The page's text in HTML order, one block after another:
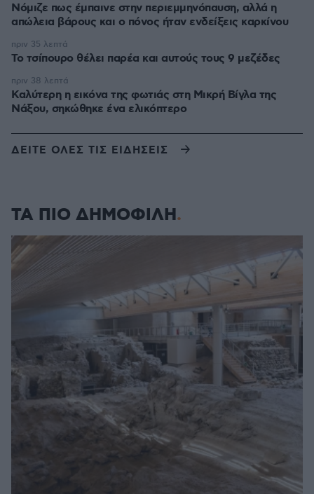
Νόμιζε πως έμπαινε στην περιεμμηνόπαυση, αλλά η
απώλεια βάρους και ο πόνος ήταν ενδείξεις καρκίνου
Το τσίπουρο θέλει παρέα και αυτούς τους 9 μεζέδες
πριν 35 λεπτά
Καλύτερη η εικόνα της φωτιάς στη Μικρή Βίγλα της
Νάξου, σηκώθηκε ένα ελικόπτερο
πριν 38 λεπτά
ΔΕΙΤΕ ΟΛΕΣ ΤΙΣ ΕΙΔΗΣΕΙΣ
ΤΑ ΠΙΟ ΔΗΜΟΦΙΛΗ